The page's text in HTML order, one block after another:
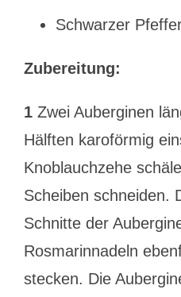
Schwarzer
Zubereitung:
1Zwei Auberginen
Hälften karoförmig
Knoblauchzehe
Scheiben schneiden.
Schnitte der
Rosmarinnadeln
stecken. Die